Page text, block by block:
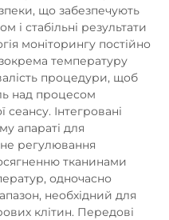
що забезпечують
і стабільні результати
моніторингу постійно
температуру
процедури, щоб
над процесом
Інтегровані
апараті для
регулювання
тканинами
одночасно
необхідний для
клітин. Передові